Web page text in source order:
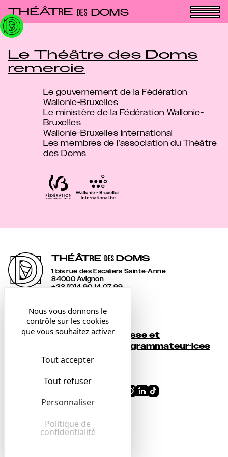
THÉÂTRE DES DOMS
Le Théâtre des Doms
remercie
Le gouvernement de la Fédération
Wallonie-Bruxelles
Le ministère de la Fédération Wallonie-
Bruxelles
Wallonie-Bruxelles international
Les membres de l’association du Théâtre
des Doms
THÉÂTRE DES DOMS
1 bis rue des Escaliers Sainte-Anne
84000 Avignon
+33 [0]4 90 14 07 99
Contact
Billetterie
Presse et
programmateur·ices
Mentions légales
Panneau de gestion des cookies
Nous vous donnons le
contrôle sur les cookies
que vous souhaitez activer
Tout accepter
Tout refuser
Personnaliser
Politique de
confidentialité